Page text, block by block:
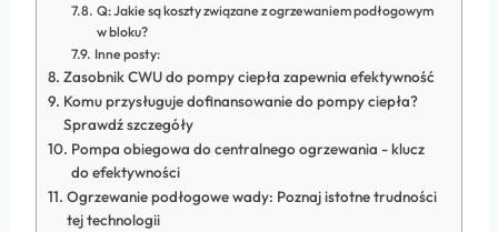
Q: Jakie są koszty związane z ogrzewaniem podłogowym
w bloku?
Inne posty:
Zasobnik CWU do pompy ciepła zapewnia efektywność
Komu przysługuje dofinansowanie do pompy ciepła?
Sprawdź szczegóły
Pompa obiegowa do centralnego ogrzewania - klucz
do efektywności
Ogrzewanie podłogowe wady: Poznaj istotne trudności
tej technologii